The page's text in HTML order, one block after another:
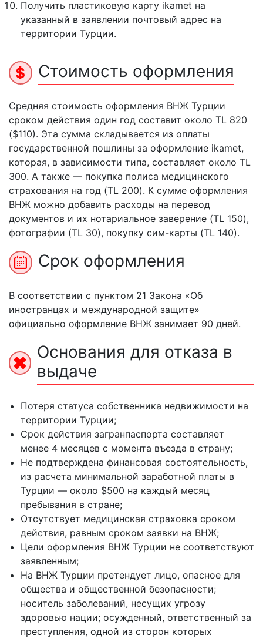
Получить пластиковую карту ikamet на
указанный в заявлении почтовый адрес на
территории Турции.
Стоимость оформления
Средняя стоимость оформления ВНЖ Турции
сроком действия один год составит около TL 820
($110). Эта сумма складывается из оплаты
государственной пошлины за оформление ikamet,
которая, в зависимости типа, составляет около TL
300. А также — покупка полиса медицинского
страхования на год (TL 200). К сумме оформления
ВНЖ можно добавить расходы на перевод
документов и их нотариальное заверение (TL 150),
фотографии (TL 30), покупку сим-карты (TL 140).
Срок оформления
В соответствии с пунктом 21 Закона «Об
иностранцах и международной защите»
официально оформление ВНЖ занимает 90 дней.
Основания для отказа в
выдаче
Потеря статуса собственника недвижимости на
территории Турции;
Срок действия загранпаспорта cоставляет
менее 4 месяцев с момента въезда в страну;
Не подтверждена финансовая состоятельность,
из расчета минимальной заработной платы в
Турции — около $500 на каждый месяц
пребывания в стране;
Отсутствует медицинская страховка сроком
действия, равным сроком заявки на ВНЖ;
Цели оформления ВНЖ Турции не соответствуют
заявленным;
На ВНЖ Турции претендует лицо, опасное для
общества и общественной безопасности;
носитель заболеваний, несущих угрозу
здоровью нации; осужденный, ответственный за
преступления, одной из сторон которых